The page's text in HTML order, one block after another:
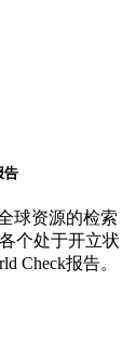
告
球资源的检索
个处于开立状
Check报告。